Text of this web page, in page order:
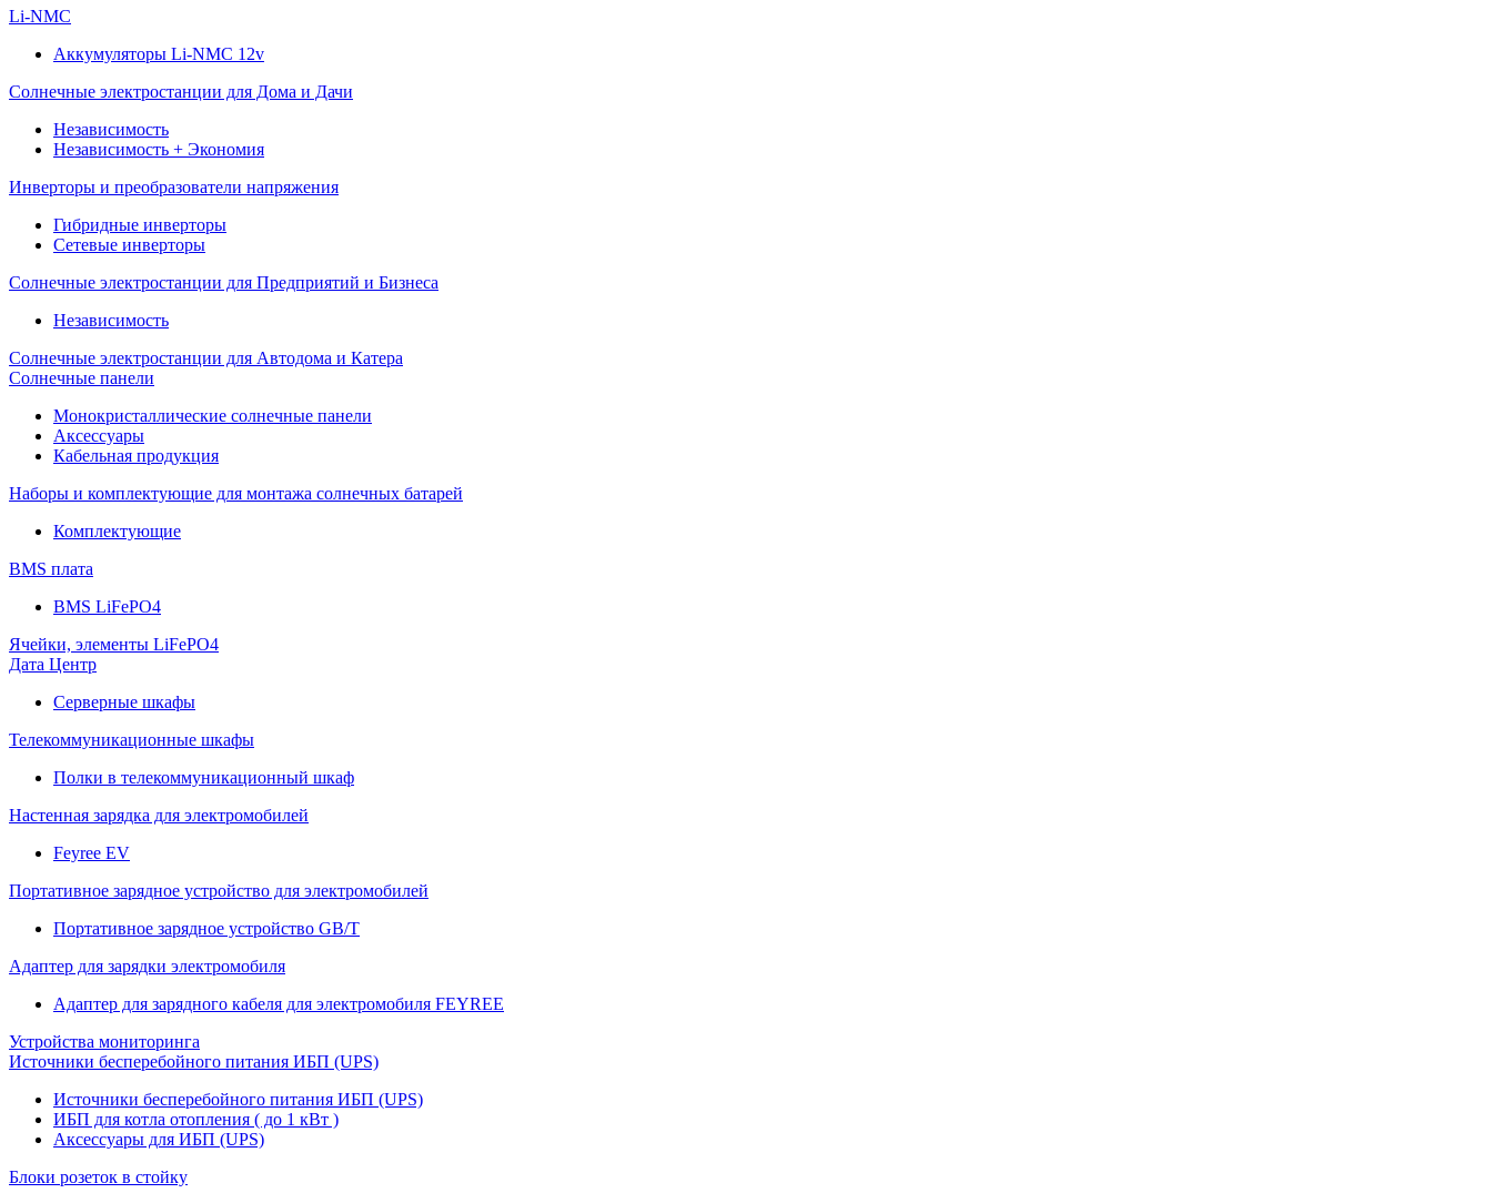
Li-NMC
Аккумуляторы Li-NMC 12v
Солнечные электростанции для Дома и Дачи
Независимость
Независимость + Экономия
Инверторы и преобразователи напряжения
Гибридные инверторы
Сетевые инверторы
Солнечные электростанции для Предприятий и Бизнеса
Независимость
Солнечные электростанции для Автодома и Катера
Солнечные панели
Монокристаллические солнечные панели
Аксессуары
Кабельная продукция
Наборы и комплектующие для монтажа солнечных батарей
Комплектующие
BMS плата
BMS LiFePO4
Ячейки, элементы LiFePO4
Дата Центр
Серверные шкафы
Телекоммуникационные шкафы
Полки в телекоммуникационный шкаф
Настенная зарядка для электромобилей
Feyree EV
Портативное зарядное устройство для электромобилей
Портативное зарядное устройство GB/T
Адаптер для зарядки электромобиля
Адаптер для зарядного кабеля для электромобиля FEYREE
Устройства мониторинга
Источники бесперебойного питания ИБП (UPS)
Источники бесперебойного питания ИБП (UPS)
ИБП для котла отопления ( до 1 кВт )
Аксессуары для ИБП (UPS)
Блоки розеток в стойку